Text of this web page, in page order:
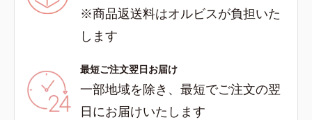
※商品返送料はオルビスが負担いた
します
最短ご注文翌日お届け
一部地域を除き、最短でご注文の翌
日にお届けいたします